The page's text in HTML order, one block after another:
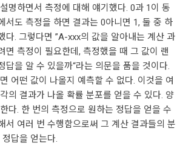
명하면서 측정에 대해 얘기했다. 0과 1이 동
서도 측정을 하면 결과는 0아니면 1, 둘 중 하
다. 그렇다면 ”A-xxx의 값을 알아내는 계산 과
면 측정이 필요한데, 측정했을 때 그 값이 랜
답을 알 수 있을까“라는 의문을 품을 것이다.
어떤 값이 나올지 예측할 수 없다. 이것을 여
의 결과가 나올 확률 분포를 얻을 수 있다. 양
다. 한 번의 측정으로 원하는 정답을 얻을 수
서 여러 번 수행함으로써 그 계산 결과들의 분
답을 얻는다.